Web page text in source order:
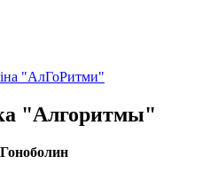
"Алгоритмы"